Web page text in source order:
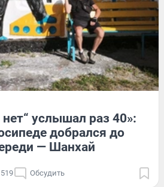
нет“ услышал раз 40»:
добрался до
— Шанхай
519 Обсудить